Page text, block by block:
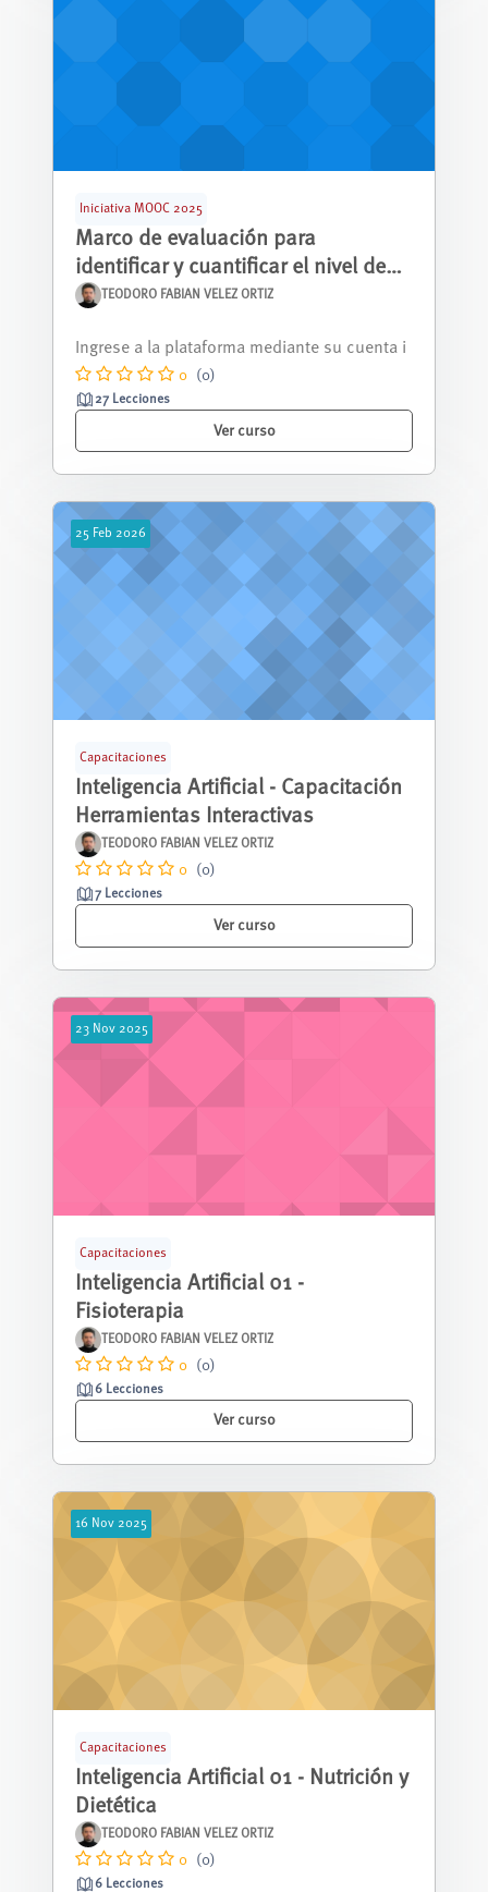
Iniciativa MOOC 2025
Marco de evaluación para
identificar y cuantificar el nivel de
adicción potencial de un software
diseño de interacción humano-
máquina
TEODORO FABIAN VELEZ ORTIZ
ómo patrones y mecanismos específicos ...
0 (0)
27 Lecciones
Ver curso
25 Feb 2026
Capacitaciones
Inteligencia Artificial - Capacitación
Herramientas Interactivas
TEODORO FABIAN VELEZ ORTIZ
0 (0)
7 Lecciones
Ver curso
23 Nov 2025
Capacitaciones
Inteligencia Artificial 01 -
Fisioterapia
TEODORO FABIAN VELEZ ORTIZ
0 (0)
6 Lecciones
Ver curso
16 Nov 2025
Capacitaciones
Inteligencia Artificial 01 - Nutrición y
Dietética
TEODORO FABIAN VELEZ ORTIZ
0 (0)
6 Lecciones